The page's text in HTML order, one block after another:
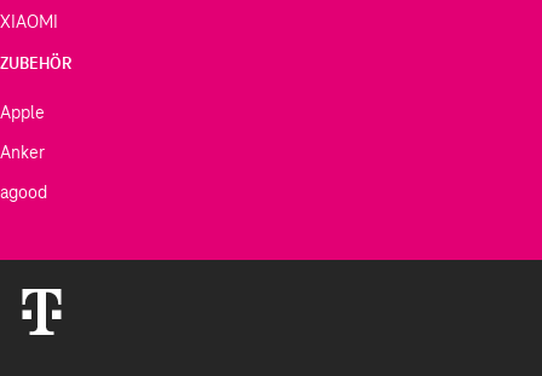
XIAOMI
ZUBEHÖR
Apple
Anker
agood